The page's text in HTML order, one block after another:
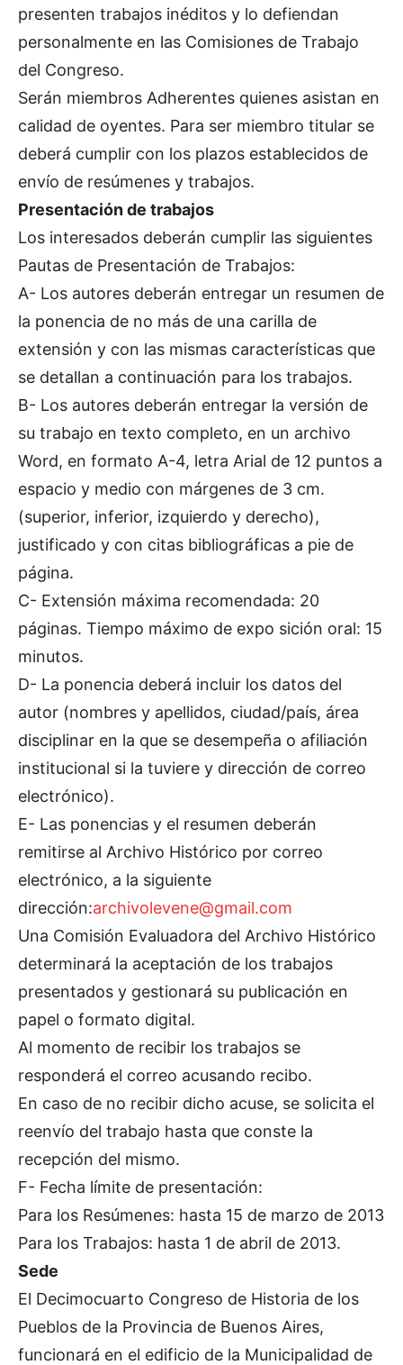
presenten trabajos inéditos y lo defiendan
personalmente en las Comisiones de Trabajo
del Congreso.
Serán miembros Adherentes quienes asistan en
calidad de oyentes. Para ser miembro titular se
deberá cumplir con los plazos establecidos de
envío de resúmenes y trabajos.
Presentación de trabajos
Los interesados deberán cumplir las siguientes
Pautas de Presentación de Trabajos:
A- Los autores deberán entregar un resumen de
la ponencia de no más de una carilla de
extensión y con las mismas características que
se detallan a continuación para los trabajos.
B- Los autores deberán entregar la versión de
su trabajo en texto completo, en un archivo
Word, en formato A-4, letra Arial de 12 puntos a
espacio y medio con márgenes de 3 cm.
(superior, inferior, izquierdo y derecho),
justificado y con citas bibliográficas a pie de
página.
C- Extensión máxima recomendada: 20
páginas. Tiempo máximo de expo sición oral: 15
minutos.
D- La ponencia deberá incluir los datos del
autor (nombres y apellidos, ciudad/país, área
disciplinar en la que se desempeña o afiliación
institucional si la tuviere y dirección de correo
electrónico).
E- Las ponencias y el resumen deberán
remitirse al Archivo Histórico por correo
electrónico, a la siguiente
dirección:archivolevene@gmail.com
Una Comisión Evaluadora del Archivo Histórico
determinará la aceptación de los trabajos
presentados y gestionará su publicación en
papel o formato digital.
Al momento de recibir los trabajos se
responderá el correo acusando recibo.
En caso de no recibir dicho acuse, se solicita el
reenvío del trabajo hasta que conste la
recepción del mismo.
F- Fecha límite de presentación:
Para los Resúmenes: hasta 15 de marzo de 2013
Para los Trabajos: hasta 1 de abril de 2013.
Sede
El Decimocuarto Congreso de Historia de los
Pueblos de la Provincia de Buenos Aires,
funcionará en el edificio de la Municipalidad de